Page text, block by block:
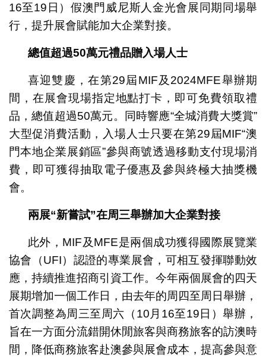
16至19日）假澳門威尼斯人金光會展同期同場舉
行，提升展會賦能加大企業對接。
總值超過50萬元禮品贈入場人士
喜迎雙慶，在第29屆MIF及2024MFE舉辦期
間，在展會現場指定地點打卡，即可免費領取禮
品，總值超過50萬元。同時響應“全城消費大獎賞”
大型促消費活動，入場人士只要在第29屆MIF“澳
門本地企業展銷區”參與商號透過移動支付現場消
費，即可獲得抽取電子優惠及參與終極大抽獎機
會。
兩展“新嘗試”在周三舉辦加大企業對接
此外，MIF及MFE是兩個成功獲得國際展覽業
協會（UFI）認證的專業展會，可相互發揮聯動效
應，持續推進招商引資工作。今年兩個展會的四天
展期增加一個工作日，由去年的周四至周日舉辦，
首次調整為周三至周六（10月16至19日）舉辦，
旨在一方面分流錯開休閒旅客與商務旅客的訪澳時
間，降低商務旅客赴澳參與展會成本，提高參與意